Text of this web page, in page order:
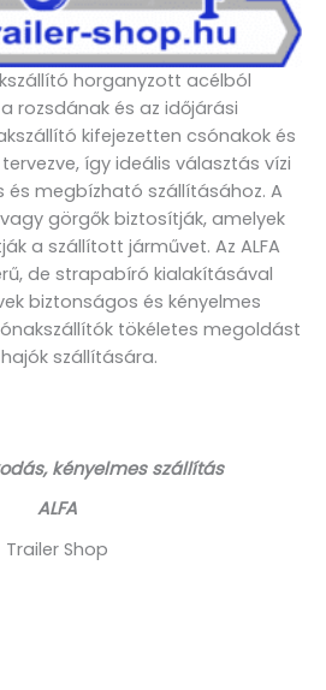
horganyzott acélból
rozsdának és az időjárási
kifejezetten csónakok és
így ideális választás vízi
és megbízható szállításához. A
görgők biztosítják, amelyek
a szállított járművet. Az ALFA
de strapabíró kialakításával
biztonságos és kényelmes
tökéletes megoldást
szállítására.
kényelmes szállítás
ALFA
Trailer Shop